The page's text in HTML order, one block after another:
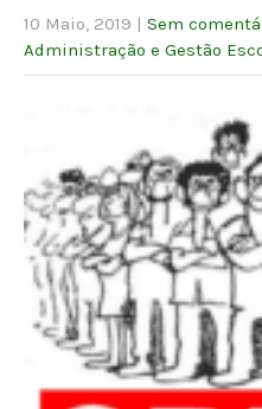
10 Maio, 2019 | Sem
Administração e Gestão